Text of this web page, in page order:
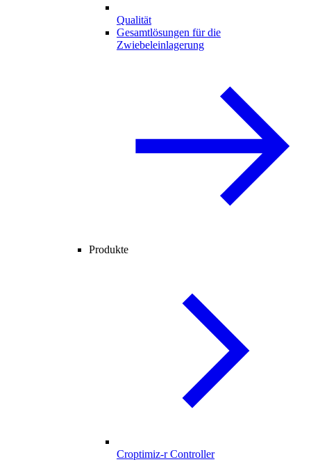
Qualität
Gesamtlösungen für die
Zwiebeleinlagerung
Produkte
Croptimiz-r Controller